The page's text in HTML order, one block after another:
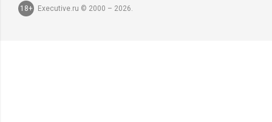
18+
Executive.ru © 2000 – 2026.